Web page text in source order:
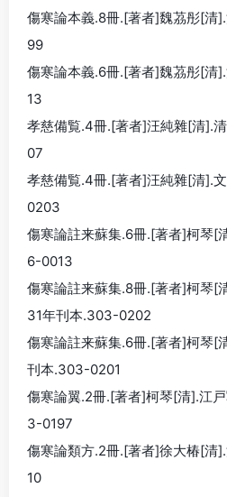
傷寒論本義.8冊.[著者]魏茘彤[清
99
傷寒論本義.6冊.[著者]魏茘彤[
13
孝慈備覧.4冊.[著者]汪純雜[清].
07
孝慈備覧.4冊.[著者]汪純雜[清].
0203
傷寒論註来蘇集.6冊.[著者]柯琴[
6-0013
傷寒論註来蘇集.8冊.[著者]柯琴[
31年刊本.303-0202
傷寒論註来蘇集.6冊.[著者]柯琴[
刊本.303-0201
傷寒論翼.2冊.[著者]柯琴[清].江
3-0197
傷寒論類方.2冊.[著者]徐大椿[
10